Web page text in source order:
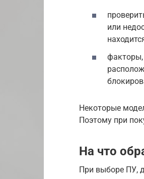
или
факторы,
Некоторые
Поэтому при
На что
При выборе ПУ,